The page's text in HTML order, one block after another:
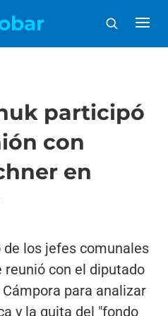
participó
con
en
los jefes comunales
reunió con el diputado
para analizar
y la quita del "fondo